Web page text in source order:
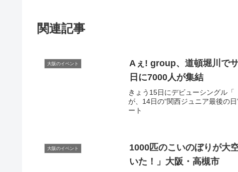
関連記事
大阪のイベント Aぇ! group、道頓堀川で
日に7000人が集結
きょう15日にデビューシングル
が、14日の“関西ジュニア最後の
ート
大阪のイベント 1000匹のこいのぼりが大
いた！」 大阪 ・高槻市